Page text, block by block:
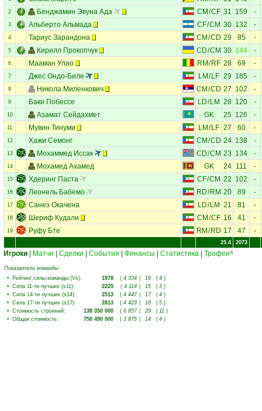
2 Бенджамин Эвуна Ада CM /CF 31 159 -
3 Альберто Альмада CF/CM 30 132 -
4 Тариус Зарандона CM /CD 29 85 -
5 Кирилл Прокопчук CD/CM 30 144 -
6 Мааман Улао RM / RF 28 69 -
7 Джес Ондо-Биле LM / LF 29 185 -
8 Никола Миленкович CM /CD 27 102 -
9 Баки Побессе LD/ LM 28 120 -
10 Азамат Сейдахмет GK 25 126 -
11 Мувин Тинуми LM / LF 27 60 -
12 Хажи Семонг CM /CD 24 138 -
13 Мохаммед Иссак CD/CM 23 134 -
14 Мохамед Ахамед GK 24 111 -
15 Хдеринг Паста CF/CM 22 102 -
16 Леонель Бабемо RD/ RM 20 89 -
17 Санез Окачена LD/ LM 21 81 -
18 Шериф Кудали CM /CF 16 41 -
19 Руфу Бте RM / RD 17 47 -
25.4 2073
Игроки Матчи Сделки События Финансы Статистика Трофеи 6
Показатели команды:
• Рейтинг силы команды (Vs): 1978 ( 4 334 16 4 )
• Сила 11-ти лучших (s11): 2225 ( 4 114 15 3 )
• Сила 14-ти лучших (s14): 2513 ( 4 447 17 4 )
• Сила 17-ти лучших (s17): 2813 ( 4 429 18 5 )
• Стоимость строений: 138 350 000 ( 6 857 29 11 )
• Общая стоимость: 750 490 000 ( 3 875 14 4 )